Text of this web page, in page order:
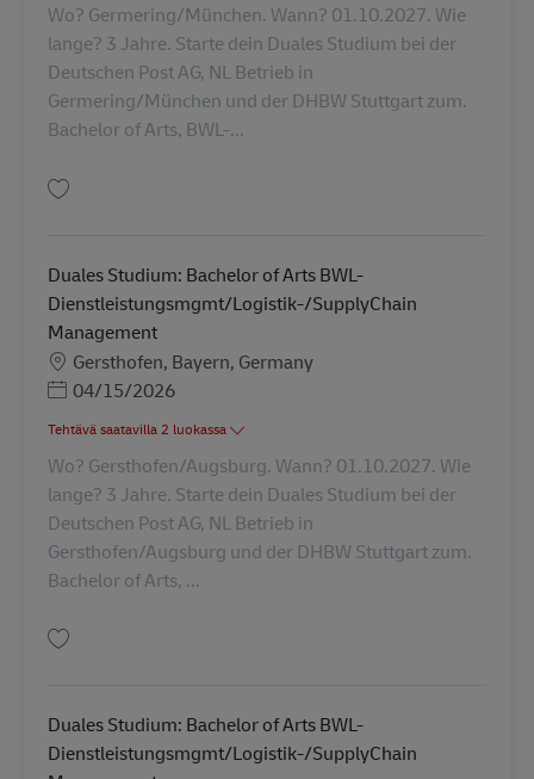
Wo? Germering/München. Wann? 01.10.2027. Wie
lange? 3 Jahre. Starte dein Duales Studium bei der
Deutschen Post AG, NL Betrieb in
Germering/München und der DHBW Stuttgart zum.
Bachelor of Arts, BWL-...
Duales Studium: Bachelor of Arts BWL-
Dienstleistungsmgmt/Logistik-/SupplyChain
Management
SijaintiGersthofen, Bayern, Germany
Posted Date
04/15/2026
Tehtävä saatavilla 2 luokassa
Wo? Gersthofen/Augsburg. Wann? 01.10.2027. Wie
lange? 3 Jahre. Starte dein Duales Studium bei der
Deutschen Post AG, NL Betrieb in
Gersthofen/Augsburg und der DHBW Stuttgart zum.
Bachelor of Arts, ...
Duales Studium: Bachelor of Arts BWL-
Dienstleistungsmgmt/Logistik-/SupplyChain